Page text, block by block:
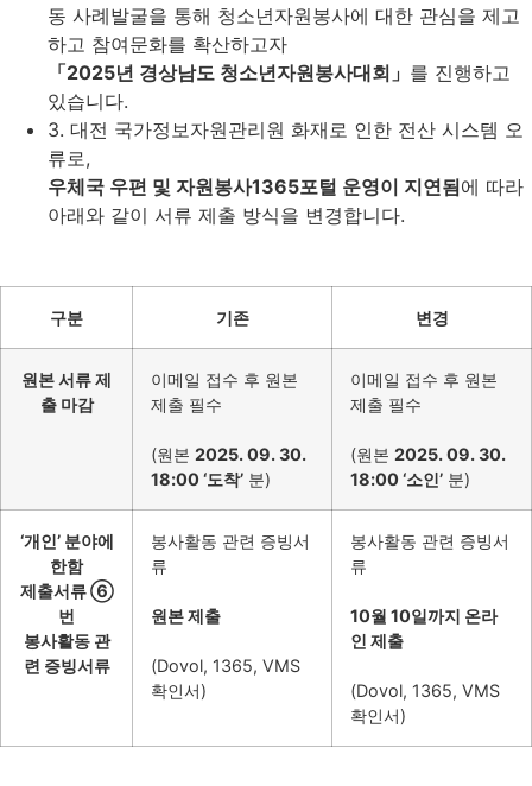
동 사례발굴을 통해 청소년자원봉사에 대한 관심을 제고
하고 참여문화를 확산하고자
「2025년 경상남도 청소년자원봉사대회」 를 진행하고
있습니다.
3. 대전 국가정보자원관리원 화재로 인한 전산 시스템 오
류로,
우체국 우편 및 자원봉사1365포털 운영이 지연됨에 따라
아래와 같이 서류 제출 방식을 변경합니다.
구분 기존 변경
원본 서류 제
출 마감
이메일 접수 후 원본
제출 필수
(원본 2025. 09. 30.
18:00 ‘도착’ 분)
이메일 접수 후 원본
제출 필수
(원본 2025. 09. 30.
18:00 ‘소인’ 분)
‘개인’ 분야에
한함
제출서류 ⑥
번
봉사활동 관
련 증빙서류
봉사활동 관련 증빙서
류
원본 제출
(Dovol, 1365, VMS
확인서)
봉사활동 관련 증빙서
류
10월 10일까지 온라
인 제출
(Dovol, 1365, VMS
확인서)